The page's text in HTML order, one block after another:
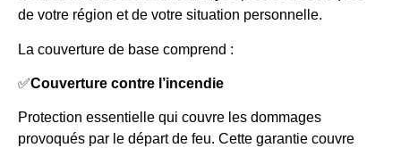
de votre région et de votre situation personnelle.
La couverture de base comprend :
✅Couverture contre l’incendie
Protection essentielle qui couvre les dommages
provoqués par le départ de feu. Cette garantie couvre